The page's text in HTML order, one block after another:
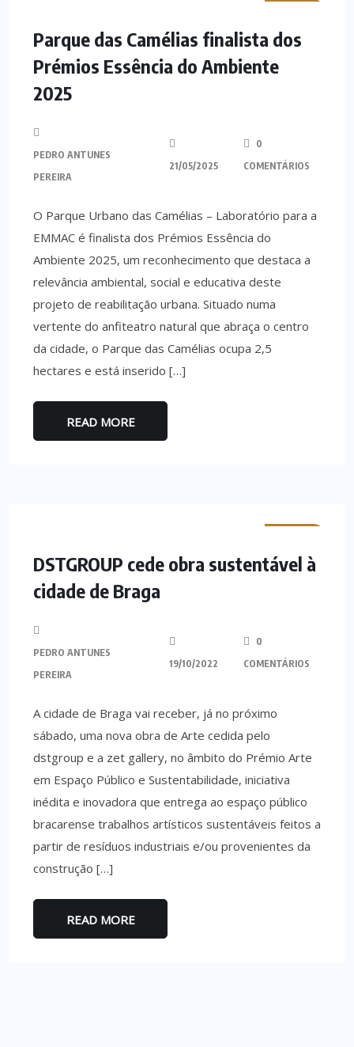
Parque das Camélias finalista dos
Prémios Essência do Ambiente
2025
PEDRO ANTUNES
PEREIRA
21/05/2025
0
COMENTÁRIOS
O Parque Urbano das Camélias – Laboratório para a
EMMAC é finalista dos Prémios Essência do
Ambiente 2025, um reconhecimento que destaca a
relevância ambiental, social e educativa deste
projeto de reabilitação urbana. Situado numa
vertente do anfiteatro natural que abraça o centro
da cidade, o Parque das Camélias ocupa 2,5
hectares e está inserido […]
READ MORE
DSTGROUP cede obra sustentável à
cidade de Braga
PEDRO ANTUNES
PEREIRA
19/10/2022
0
COMENTÁRIOS
A cidade de Braga vai receber, já no próximo
sábado, uma nova obra de Arte cedida pelo
dstgroup e a zet gallery, no âmbito do Prémio Arte
em Espaço Público e Sustentabilidade, iniciativa
inédita e inovadora que entrega ao espaço público
bracarense trabalhos artísticos sustentáveis feitos a
partir de resíduos industriais e/ou provenientes da
construção […]
READ MORE